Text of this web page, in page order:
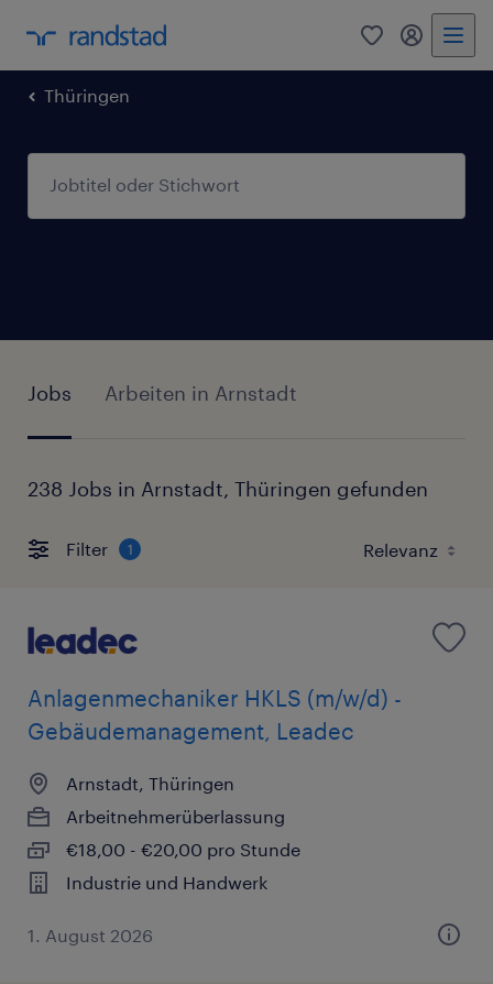
0 Mein
Thüringen
Jobs Arbeiten in Arnstadt
238 Jobs in Arnstadt, Thüringen gefunden
Filter 1
Anlagenmechaniker HKLS (m/w/d) -
Gebäudemanagement, Leadec
Arnstadt, Thüringen
Arbeitnehmerüberlassung
€18,00 - €20,00 pro Stunde
Industrie und Handwerk
1. August 2026